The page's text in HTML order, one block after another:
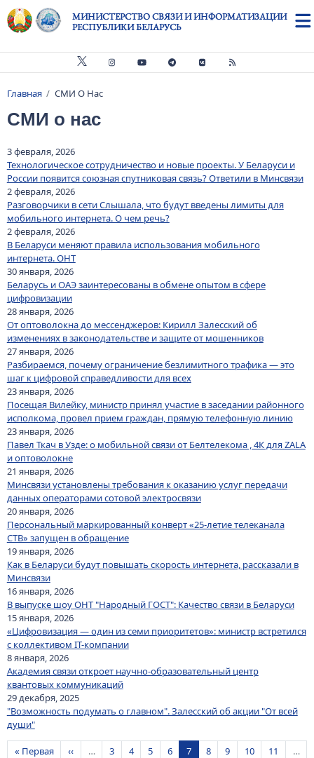
Перейти к основному содержанию
МИНИСТЕРСТВО СВЯЗИ И ИНФОРМАТИЗАЦИИ
РЕСПУБЛИКИ БЕЛАРУСЬ
Строка навигации
Главная СМИ О Нас
СМИ о нас
3 февраля, 2026
Технологическое сотрудничество и новые проекты. У Беларуси и
России появится союзная спутниковая связь? Ответили в Минсвязи
2 февраля, 2026
Разговорчики в сети Слышала, что будут введены лимиты для
мобильного интернета. О чем речь?
2 февраля, 2026
В Беларуси меняют правила использования мобильного
интернета. ОНТ
30 января, 2026
Беларусь и ОАЭ заинтересованы в обмене опытом в сфере
цифровизации
28 января, 2026
От оптоволокна до мессенджеров: Кирилл Залесский об
изменениях в законодательстве и защите от мошенников
27 января, 2026
Разбираемся, почему ограничение безлимитного трафика — это
шаг к цифровой справедливости для всех
23 января, 2026
Посещая Вилейку, министр принял участие в заседании районного
исполкома, провел прием граждан, прямую телефонную линию
23 января, 2026
Павел Ткач в Узде: о мобильной связи от Белтелекома , 4К для ZALA
и оптоволокне
21 января, 2026
Минсвязи установлены требования к оказанию услуг передачи
данных операторами сотовой электросвязи
20 января, 2026
Персональный маркированный конверт «25-летие телеканала
СТВ» запущен в обращение
19 января, 2026
Как в Беларуси будут повышать скорость интернета, рассказали в
Минсвязи
16 января, 2026
В выпуске шоу ОНТ "Народный ГОСТ": Качество связи в Беларуси
15 января, 2026
«Цифровизация — один из семи приоритетов»: министр встретился
с коллективом IT-компании
8 января, 2026
Академия связи откроет научно-образовательный центр
квантовых коммуникаций
29 декабря, 2025
"Возможность подумать о главном". Залесский об акции "От всей
души"
Нумерация страниц
Первая страница
« Первая Предыдущая страница
‹‹ … Страница
3 Страница
4 Страница
5 Страница
6 Текущая страница
7 Страница
8 Страница
9 Страница
10 Страница
11
…